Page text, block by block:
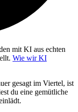
mit KI aus echten
Wie wir KI
gesagt im Viertel, ist
du eine gemütliche